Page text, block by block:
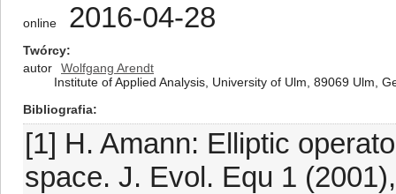
online 2016-04-28
Twórcy
autor
Wolfgang Arendt
Institute of Applied Analysis, University of Ulm, 89069 Ulm,
Bibliografia
[1] H. Amann: Elliptic
space. J. Evol. Equ 1